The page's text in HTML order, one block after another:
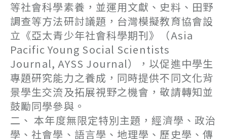
等社會科學素養，並運用文獻、史料、田野
調查等方法研討議題，台灣模擬教育協會設
立《亞太青少年社會科學期刊》（Asia
Pacific Young Social Scientists
Journal, AYSS Journal），以促進中學生
專題研究能力之養成，同時提供不同文化背
景學生交流及拓展視野之機會，敬請轉知並
鼓勵同學參與。
二、 本年度無限定特別主題，經濟學、政治
學、社會學、語言學、地理學、歷史學、傳